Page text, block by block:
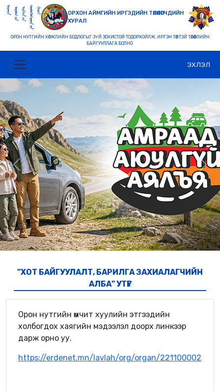
ОРХОН АЙМГИЙН ИРГЭДИЙН ТӨЛӨӨЛӨГЧДИЙН
ХУРАЛ
ОРОН НУТГИЙН ХӨГЖЛИЙН БОДЛОГЫГ ЗҮЙ ЗОХИСТОЙ ТОДОРХОЙЛЖ, ИРГЭН ТӨВТЭЙ ТӨЛӨӨЛЛИЙН
БАЙГУУЛЛАГА БОЛНО.
ЭХЛЭЛ
Previous Next
"ХОТ БАЙГУУЛАЛТ, БАРИЛГА ЗАХИАЛАГЧИЙН
АЛБА" УТҮГ
Орон нутгийн өмчит хуулийн этгээдийн
холбогдох хаягийн мэдээлэл доорх линкээр
дарж орно уу.
https://erdenet.mn/lavlah/org/organ/221100002